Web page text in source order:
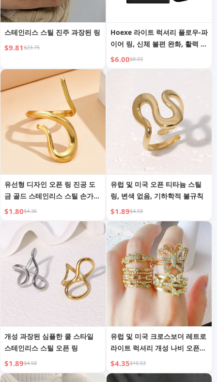
스테인리스 스틸 진주 과장된 링
$9.81$23.75
Hoexe 라이트 럭셔리 플로우-파
이어 링, 신체 불편 완화, 활력 증
진 남성 건강 데일리 휴대용 관
리
$6.00$8.03
유선형 디자인 오픈 링 진공 도
금 골드 스테인리스 스틸 손가락
반지
$1.80$4.36
유럽 및 미국 오픈 티타늄 스틸
링, 변색 없음, 기하학적 불규칙
$1.89$4.58
개성 과장된 심플한 쿨 스타일
스테인리스 스틸 오픈 링
$1.89$4.58
유럽 및 미국 크로스보더 레트로
라이트 럭셔리 개성 나비 오픈
링
$4.35$10.53